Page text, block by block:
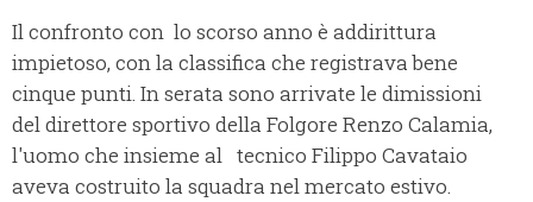
Il confronto con lo scorso anno è addirittura
impietoso, con la classifica che registrava bene
cinque punti. In serata sono arrivate le dimissioni
deldirettore sportivo della Folgore Renzo Calamia,
l'uomo che insieme al tecnico Filippo Cavataio
aveva costruito la squadra nel mercato estivo.